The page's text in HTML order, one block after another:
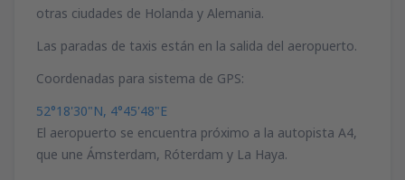
otras ciudades de Holanda y Alemania.
Las paradas de taxis están en la salida del aeropuerto.
Coordenadas para sistema de GPS:
52°18'30"N, 4°45'48"E
El aeropuerto se encuentra próximo a la autopista A4,
que une Ámsterdam, Róterdam y La Haya.